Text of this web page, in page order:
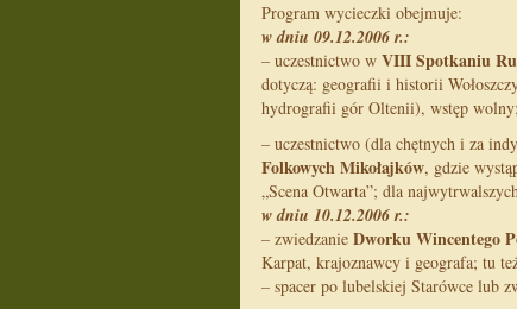
Program wycieczki obejmuje:
w dniu 09.12.2006 r.:
– uczestnictwo w VIII Spotkaniu
dotyczą: geografii i historii
hydrografii gór Oltenii), wstęp wolny;
– uczestnictwo (dla chętnych i za
Folkowych Mikołajków, gdzie
„Scena Otwarta”; dla
w dniu 10.12.2006 r.:
– zwiedzanie Dworku Wincentego
Karpat, krajoznawcy i geografa; tu
– spacer po lubelskiej Starówce lub